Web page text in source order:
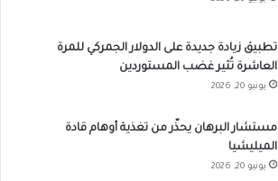
تطبيق زيادة جديدة على الدولار الجمركي للمرة
العاشرة تُثير غضب المستوردين
يونيو 20, 2026
مستشار البرهان يحذّر من تغذية أوهام قادة
الميليشيا
يونيو 20, 2026